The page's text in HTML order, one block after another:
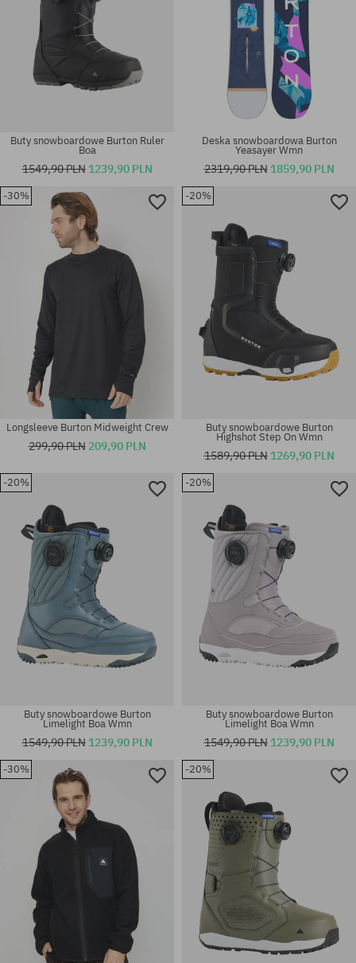
Dostępne rozmiary:
Dostępne rozmiary:
Dostępne rozmiary:
Buty snowboardowe Burton Ruler
Boa
1549,90 PLN 1239,90 PLN
Dostępne rozmiary:
140; 152
Deska snowboardowa Burton
Yeasayer Wmn
2319,90 PLN 1859,90 PLN
-30%
Dostępne rozmiary:
Longsleeve Burton Midweight Crew
299,90 PLN 209,90 PLN
-20%
Dostępne rozmiary:
36.5; 37; 38; 41
Buty snowboardowe Burton
Highshot Step On Wmn
1589,90 PLN 1269,90 PLN
-20%
Buty snowboardowe Burton
Limelight Boa Wmn
1549,90 PLN 1239,90 PLN
-20%
Buty snowboardowe Burton
Limelight Boa Wmn
1549,90 PLN 1239,90 PLN
-30% -20%